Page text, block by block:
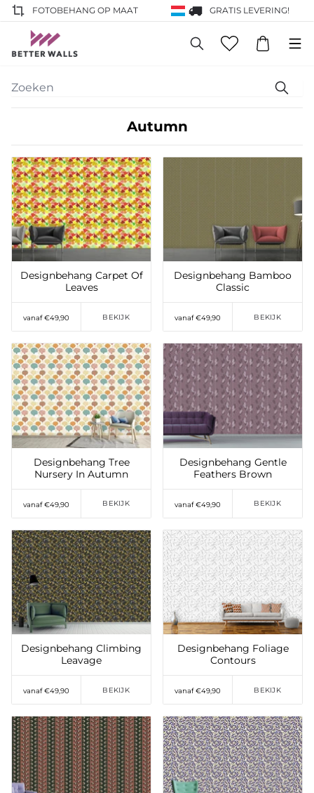
FOTOBEHANG OP MAAT GRATIS LEVERING!
Autumn
Toevoegen aan
verlanglijst
Designbehang Carpet Of
Leaves
vanaf €49,90 BEKIJK
Designbehang Bamboo
Classic
vanaf €49,90 BEKIJK
Toevoegen aan
verlanglijst
Designbehang Tree
Nursery In Autumn
vanaf €49,90 BEKIJK
Toevoegen aan
verlanglijst
Designbehang Gentle
Feathers Brown
vanaf €49,90 BEKIJK
Toevoegen aan
verlanglijst
Designbehang Climbing
Leavage
vanaf €49,90 BEKIJK
Toevoegen aan
verlanglijst
Designbehang Foliage
Contours
vanaf €49,90 BEKIJK
Toevoegen aan
verlanglijst
Toevoegen aan
verlanglijst